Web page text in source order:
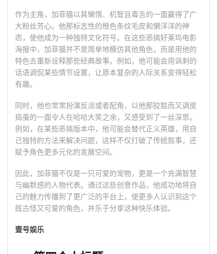
作为主角，加菲猫以其懒惰、机智且毒舌的一面赢得了广
大粉丝芳心。他那标志性的橙色条纹毛皮和懒洋洋的神
态，使他成为一种独特文化符号。在这些恶搞好莱坞电影
海报中，加菲猫并不是简单地模仿其他角色，而是用他的
特色去重新诠释那些经典故事。例如，他可能会用讽刺的
话语调侃某些情节设置，让原本复杂的人际关系变得轻松
有趣。
同时，他也常常扮演反派或者配角，以他那狡黠而又调皮
捣蛋的一面令人在哈哈大笑之余，又感受到了一丝深思。
例如，在某些恶搞版本中，他可能会替代正义英雄，用自
己独特的方法来解决问题，这样不仅打破了传统叙事，还
赋予角色更多元化的发展空间。
因此，加菲猫不仅是一只可爱的宠物，更是一个充满智慧
与幽默感的人物代表。通过这些创意作品，他成功地将自
己的魅力传播到了更广泛的平台上，使更多人认识到这个
既古怪又可爱的角色，并乐于分享这种快乐体验。
壹号娱乐